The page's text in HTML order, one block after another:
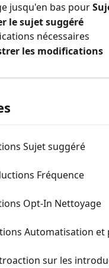
jusqu'en bas pour
le sujet suggéré
nécessaires
les modifications
Sujet suggéré
Fréquence
Opt-In Nettoyage
Automatisation
sur les